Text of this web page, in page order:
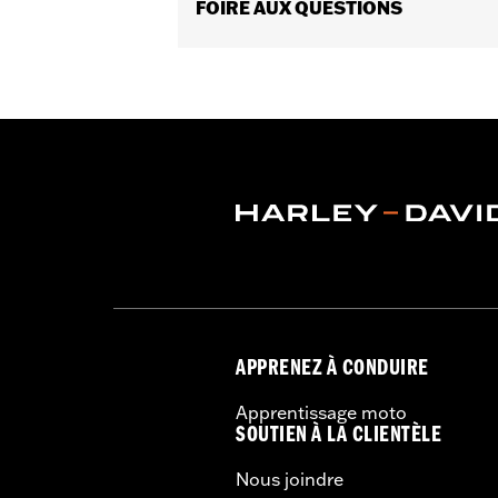
capacité Screamin’ Eagle 2017 à
Vendues séparément:Cliquez sur
Cliquez sur
GARANTIE:Garantie limitée de 1 an –
FOIRE AUX QUESTIONS
APPRENEZ À CONDUIRE
Apprentissage moto
SOUTIEN À LA CLIENTÈLE
Nous joindre